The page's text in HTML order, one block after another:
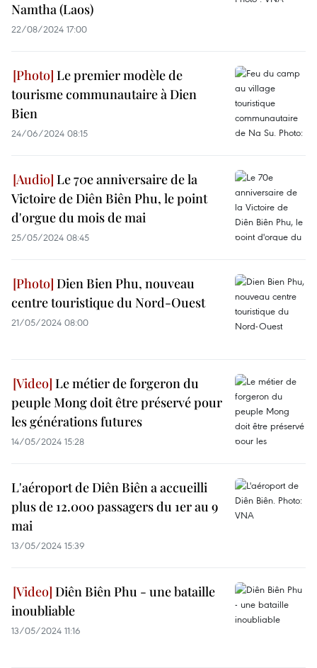
Namtha (Laos)
22/08/2024 17:00
Le premier modèle de
tourisme communautaire à Dien
Bien
24/06/2024 08:15
Le 70e anniversaire de la
Victoire de Diên Biên Phu, le point
d'orgue du mois de mai
25/05/2024 08:45
Dien Bien Phu, nouveau
centre touristique du Nord-Ouest
21/05/2024 08:00
Le métier de forgeron du
peuple Mong doit être préservé pour
les générations futures
14/05/2024 15:28
L'aéroport de Diên Biên a accueilli
plus de 12.000 passagers du 1er au 9
mai
13/05/2024 15:39
Diên Biên Phu - une bataille
inoubliable
13/05/2024 11:16